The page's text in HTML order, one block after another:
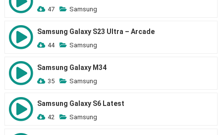
47 Samsung
Samsung Galaxy S23 Ultra – Arcade
44 Samsung
Samsung Galaxy M34
35 Samsung
Samsung Galaxy S6 Latest
42 Samsung